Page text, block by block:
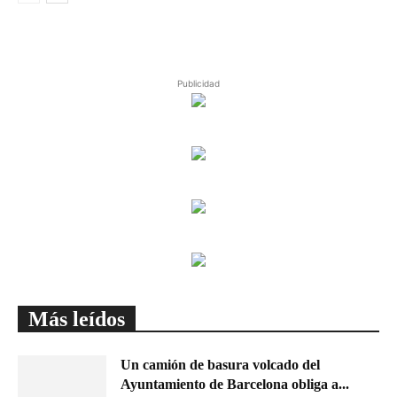
Publicidad
Más leídos
Un camión de basura volcado del
Ayuntamiento de Barcelona obliga a...